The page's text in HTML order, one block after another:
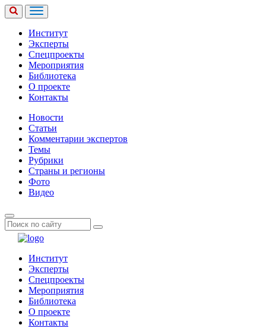
Институт
Эксперты
Спецпроекты
Мероприятия
Библиотека
О проекте
Контакты
Новости
Статьи
Комментарии экспертов
Темы
Рубрики
Страны и регионы
Фото
Видео
Институт
Эксперты
Спецпроекты
Мероприятия
Библиотека
О проекте
Контакты